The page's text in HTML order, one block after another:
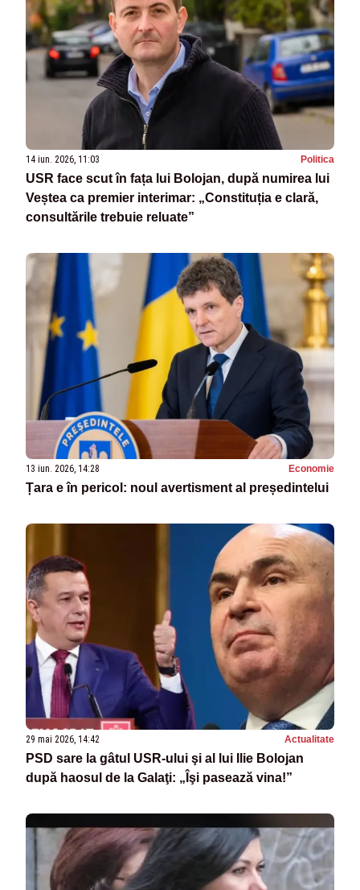
14 iun. 2026, 11:03 Politica
USR face scut în fața lui Bolojan, după numirea lui
Veștea ca premier interimar: „Constituția e clară,
consultările trebuie reluate”
13 iun. 2026, 14:28 Economie
Țara e în pericol: noul avertisment al președintelui
29 mai 2026, 14:42 Actualitate
PSD sare la gâtul USR-ului şi al lui Ilie Bolojan
după haosul de la Galaţi: „Îşi pasează vina!”